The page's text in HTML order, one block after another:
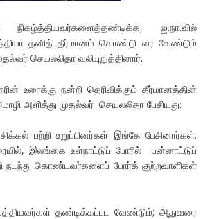
ஐ.நா.வில்
தனித் தீர்மானம் கொண்டு வர வேண்டும்
செயலலிதா வலியுறுத்தினார்.
உரைக்கு நன்றி தெரிவிக்கும் தீர்மானத்தின்
அளித்து முதல்வர் செயலலிதா பேசியது:
பற்றி உறுப்பினர்கள் இங்கே பேசினார்கள்.
இலங்கை உள்நாட்டுப் போரில் பன்னாட்டுப்
நடந்து கொண்டவர்களைப் போர்க் குற்றவாளிகள்
தண்டிக்கப்பட வேண்டும்; அதுவரை